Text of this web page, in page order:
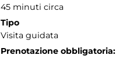
45 minuti circa
Tipo
Visita guidata
Prenotazione obbligatoria: